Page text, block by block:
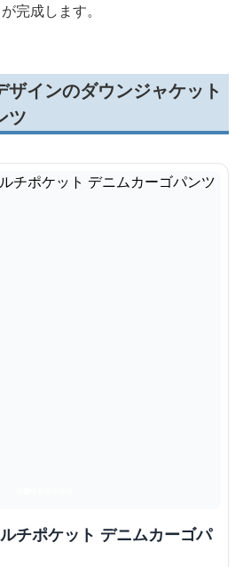
完成します。
ザインのダウンジャケット
ツ
チポケット デニムカーゴパ